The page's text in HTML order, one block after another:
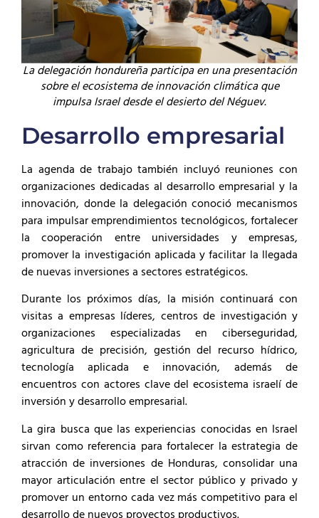
La delegación hondureña participa en una presentación
sobre el ecosistema de innovación climática que
impulsa Israel desde el desierto del Néguev.
Desarrollo empresarial
La agenda de trabajo también incluyó reuniones con
organizaciones dedicadas al desarrollo empresarial y la
innovación, donde la delegación conoció mecanismos
para impulsar emprendimientos tecnológicos, fortalecer
la cooperación entre universidades y empresas,
promover la investigación aplicada y facilitar la llegada
de nuevas inversiones a sectores estratégicos.
Durante los próximos días, la misión continuará con
visitas a empresas líderes, centros de investigación y
organizaciones especializadas en ciberseguridad,
agricultura de precisión, gestión del recurso hídrico,
tecnología aplicada e innovación, además de
encuentros con actores clave del ecosistema israelí de
inversión y desarrollo empresarial.
La gira busca que las experiencias conocidas en Israel
sirvan como referencia para fortalecer la estrategia de
atracción de inversiones de Honduras, consolidar una
mayor articulación entre el sector público y privado y
promover un entorno cada vez más competitivo para el